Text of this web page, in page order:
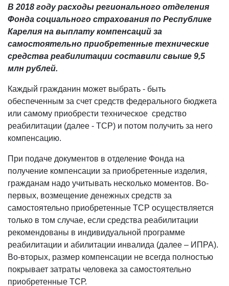
В 2018 году расходы регионального отделения
Фонда социального страхования по Республике
Карелия на выплату компенсаций за
самостоятельно приобретенные технические
средства реабилитации составили свыше 9,5
млн рублей.
Каждый гражданин может выбрать - быть
обеспеченным за счет средств федерального бюджета
или самому приобрести техническое средство
реабилитации (далее - ТСР) и потом получить за него
компенсацию.
При подаче документов в отделение Фонда на
получение компенсации за приобретенные изделия,
гражданам надо учитывать несколько моментов. Во-
первых, возмещение денежных средств за
самостоятельно приобретенные ТСР осуществляется
только в том случае, если средства реабилитации
рекомендованы в индивидуальной программе
реабилитации и абилитации инвалида (далее – ИПРА).
Во-вторых, размер компенсации не всегда полностью
покрывает затраты человека за самостоятельно
приобретенные ТСР.